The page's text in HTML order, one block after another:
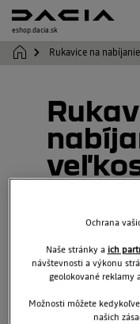
eshop.dacia.sk
Rukavice na
Ochrana
Naše stránky a ich
návštevnosti a výkonu
geolokované reklamy
Možnosti môžete
našich